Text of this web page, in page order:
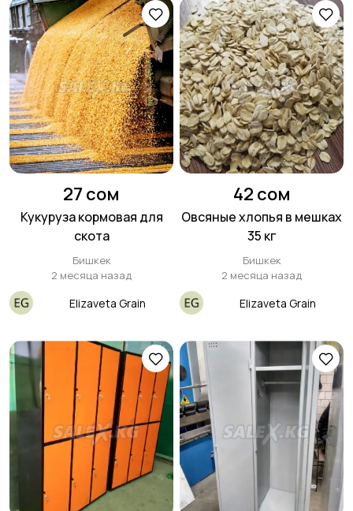
27 сом
Кукуруза кормовая для
скота
Бишкек
2 месяца назад
Elizaveta Grain
42 сом
Овсяные хлопья в мешках
35 кг
Бишкек
2 месяца назад
Elizaveta Grain